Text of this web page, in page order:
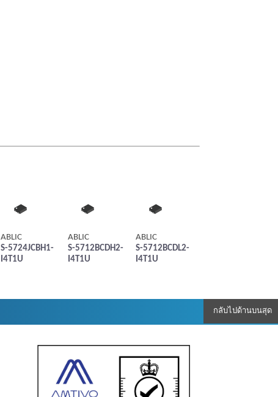
ABLIC
S-5724JCBH1-
I4T1U
ABLIC
S-5712BCDH2-
I4T1U
ABLIC
S-5712BCDL2-
I4T1U
กลับไปด้านบนสุด